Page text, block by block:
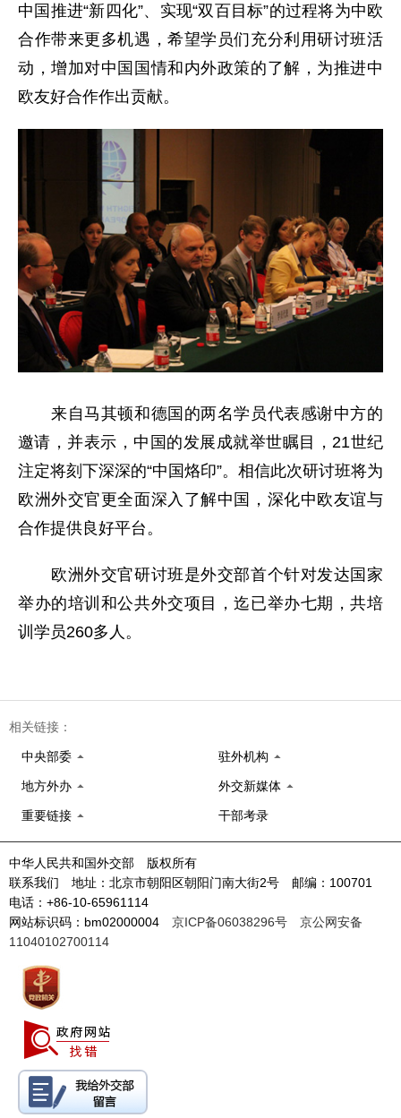
中国推进“新四化”、实现“双百目标”的过程将为中欧
合作带来更多机遇，希望学员们充分利用研讨班活
动，增加对中国国情和内外政策的了解，为推进中
欧友好合作作出贡献。
来自马其顿和德国的两名学员代表感谢中方的
邀请，并表示，中国的发展成就举世瞩目，21世纪
注定将刻下深深的“中国烙印”。相信此次研讨班将为
欧洲外交官更全面深入了解中国，深化中欧友谊与
合作提供良好平台。
欧洲外交官研讨班是外交部首个针对发达国家
举办的培训和公共外交项目，迄已举办七期，共培
训学员260多人。
相关链接：
中央部委 驻外机构
地方外办 外交新媒体
重要链接 干部考录
中华人民共和国外交部 版权所有
联系我们 地址：北京市朝阳区朝阳门南大街2号 邮编：100701
电话：+86-10-65961114
网站标识码：bm02000004 京ICP备06038296号
京公网安备
11040102700114